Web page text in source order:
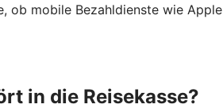
ob mobile Bezahldienste wie
in die Reisekasse?